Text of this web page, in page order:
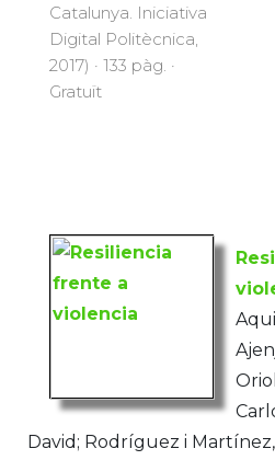
Catalunya. Iniciativa
Digital Politècnica,
2017) · 133 pàg. ·
Gratuït
David; Rodríguez i